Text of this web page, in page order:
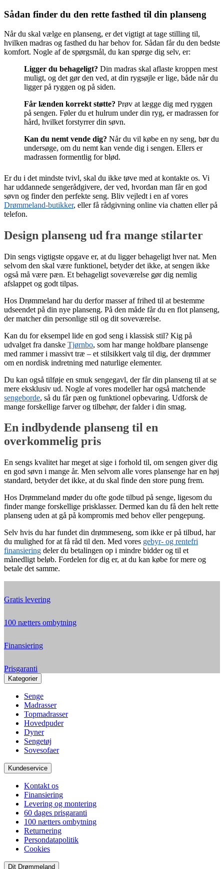
Sådan finder du den rette fasthed til din planseng
Når du skal vælge en planseng, er det vigtigt at tage stilling til,
hvilken madras og fasthed du har behov for. Sådan får du den bedste
komfort. Nogle af de spørgsmål, du kan spørge dig selv, er:
Ligger du behageligt? Din madras skal aflaste kroppen mest
muligt, og det gør den ved, at din rygsøjle er lige, både når du
ligger på ryggen og på siden.
Får lænden korrekt støtte? Prøv at lægge dig med ryggen
på sengen. Føler du et hulrum under din ryg, er madrassen for
hård, hvilket forstyrrer din søvn.
Kan du nemt vende dig? Når du vil købe en ny seng, bør du
undersøge, om du nemt kan vende dig i sengen. Ellers er
madrassen formentlig for blød.
Er du i det mindste tvivl, skal du ikke tøve med at kontakte os. Vi
har uddannede sengerådgivere, der ved, hvordan man får en god
søvn og finder den perfekte seng. Bliv vejledt i en af vores
Drømmeland-butikker, eller få rådgivning online via chatten eller på
telefon.
Design planseng ud fra mange stilarter
Din sengs vigtigste opgave er, at du ligger behageligt hver nat. Men
selvom den skal være funktionel, betyder det ikke, at sengen ikke
også må være pæn. Et behageligt soveværelse gør dig nemlig
afslappet og godt tilpas.
Hos Drømmeland har du derfor masser af frihed til at bestemme
udseendet på din nye planseng. På den måde får du en flot planseng,
der matcher din personlige stil og dit soveværelse.
Kan du for eksempel lide en god seng i klassisk stil? Kig på
udvalget fra danske Tjørnbo, som har mange holdbare plansenge
med rammer i massivt træ – et stilsikkert valg til dig, der drømmer
om en nordisk indretning med naturlige elementer.
Du kan også tilføje en smuk sengegavl, der får din planseng til at se
mere eksklusiv ud. Nogle af vores modeller har også matchende
sengeborde, så du får pæn og funktionel opbevaring. Udforsk de
mange forskellige farver og tilbehør, der falder i din smag.
En indbydende planseng til en
overkommelig pris
En sengs kvalitet har meget at sige i forhold til, om sengen giver dig
en god søvn i mange år. Men selvom alle vores plansenge har en høj
standard, betyder det ikke, at du skal finde den store pung frem.
Hos Drømmeland møder du ofte gode tilbud på senge, ligesom du
finder mange forskellige prisklasser. Dermed kan du få den helt rette
planseng uden at gå på kompromis med behov eller pengepung.
Selv hvis du har fundet din drømmeseng, som ikke er på tilbud, har
du mulighed for at få råd til den. Med vores gebyr- og rentefri
finansiering deler du betalingen op i mindre bidder og til et
månedligt beløb. Fordelen for dig er, at du kan købe for mere og
betale det samme.
Gratis levering
100 nætters ombytning
Finansiering
Prisgaranti
Kategorier
Senge
Madrasser
Topmadrasser
Hovedpuder
Dyner
Sengetøj
Sovesofaer
Kundeservice
Kontakt os
Finansiering
Levering og montering
60 dages prisgaranti
100 nætters ombytning
Returnering
Persondatapolitik
Cookies
Dit Drømmeland